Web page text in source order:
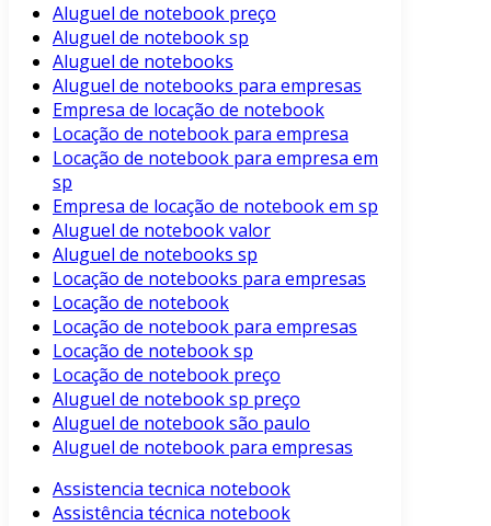
Aluguel de notebook preço
Aluguel de notebook sp
Aluguel de notebooks
Aluguel de notebooks para empresas
Empresa de locação de notebook
Locação de notebook para empresa
Locação de notebook para empresa em
sp
Empresa de locação de notebook em sp
Aluguel de notebook valor
Aluguel de notebooks sp
Locação de notebooks para empresas
Locação de notebook
Locação de notebook para empresas
Locação de notebook sp
Locação de notebook preço
Aluguel de notebook sp preço
Aluguel de notebook são paulo
Aluguel de notebook para empresas
Assistencia tecnica notebook
Assistência técnica notebook